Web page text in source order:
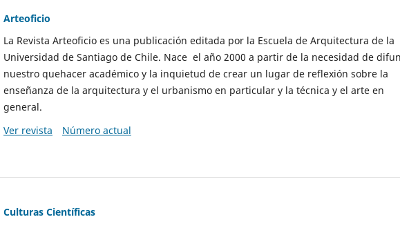
Arteoficio
La Revista Arteoficio es una publicación editada por la Escuela de Arquitectura de la
Universidad de Santiago de Chile. Nace el año 2000 a partir de la necesidad de
nuestro quehacer académico y la inquietud de crear un lugar de reflexión sobre la
enseñanza de la arquitectura y el urbanismo en particular y la técnica y el arte en
general.
Ver revista
Número actual
Culturas Científicas